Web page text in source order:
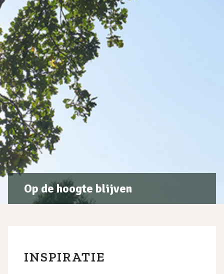
Op de hoogte blijven
INSPIRATIE